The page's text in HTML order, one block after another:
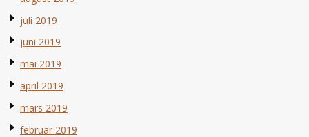
juli 2019
juni 2019
mai 2019
april 2019
mars 2019
februar 2019